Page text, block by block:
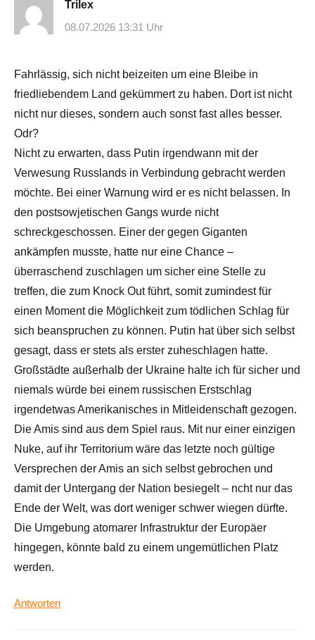
Trilex
08.07.2026 13:31 Uhr
Fahrlässig, sich nicht beizeiten um eine Bleibe in
friedliebendem Land gekümmert zu haben. Dort ist nicht
nicht nur dieses, sondern auch sonst fast alles besser.
Odr?
Nicht zu erwarten, dass Putin irgendwann mit der
Verwesung Russlands in Verbindung gebracht werden
möchte. Bei einer Warnung wird er es nicht belassen. In
den postsowjetischen Gangs wurde nicht
schreckgeschossen. Einer der gegen Giganten
ankämpfen musste, hatte nur eine Chance –
überraschend zuschlagen um sicher eine Stelle zu
treffen, die zum Knock Out führt, somit zumindest für
einen Moment die Möglichkeit zum tödlichen Schlag für
sich beanspruchen zu können. Putin hat über sich selbst
gesagt, dass er stets als erster zuheschlagen hatte.
Großstädte außerhalb der Ukraine halte ich für sicher und
niemals würde bei einem russischen Erstschlag
irgendetwas Amerikanisches in Mitleidenschaft gezogen.
Die Amis sind aus dem Spiel raus. Mit nur einer einzigen
Nuke, auf ihr Territorium wäre das letzte noch gültige
Versprechen der Amis an sich selbst gebrochen und
damit der Untergang der Nation besiegelt – ncht nur das
Ende der Welt, was dort weniger schwer wiegen dürfte.
Die Umgebung atomarer Infrastruktur der Europäer
hingegen, könnte bald zu einem ungemütlichen Platz
werden.
Antworten